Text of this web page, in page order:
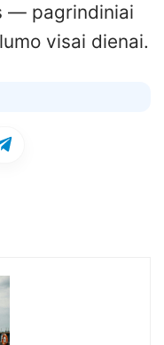
— pagrindiniai
visai dienai.